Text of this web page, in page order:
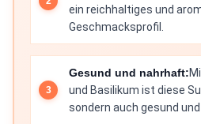
ein reichhaltiges und
Geschmacksprofil.
Gesund und nahrhaft:
und Basilikum ist diese
sondern auch gesund